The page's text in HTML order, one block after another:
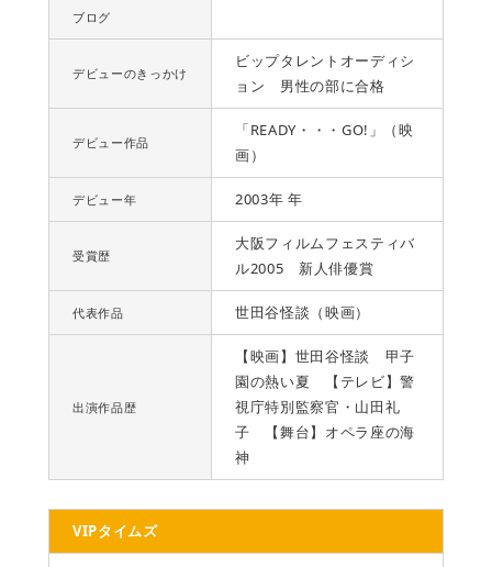
ブログ
デビューのきっかけ
ビップタレントオーディシ
ョン 男性の部に合格
デビュー作品
「READY・・・GO!」（映
画）
デビュー年 2003年 年
受賞歴
大阪フィルムフェスティバ
ル2005 新人俳優賞
代表作品 世田谷怪談（映画）
出演作品歴
【映画】世田谷怪談 甲子
園の熱い夏 【テレビ】警
視庁特別監察官・山田礼
子 【舞台】オペラ座の海
神
VIPタイムズ